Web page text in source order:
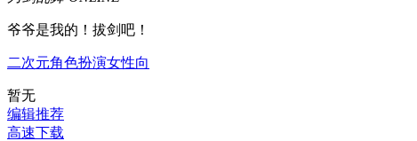
爷爷是我的！拔剑吧！
二次元角色扮演女性向
暂无
编辑推荐
高速下载